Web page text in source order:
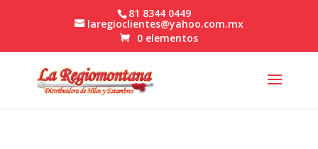
81 8344 0449
laregioclientes@yahoo.com.mx
0 elementos